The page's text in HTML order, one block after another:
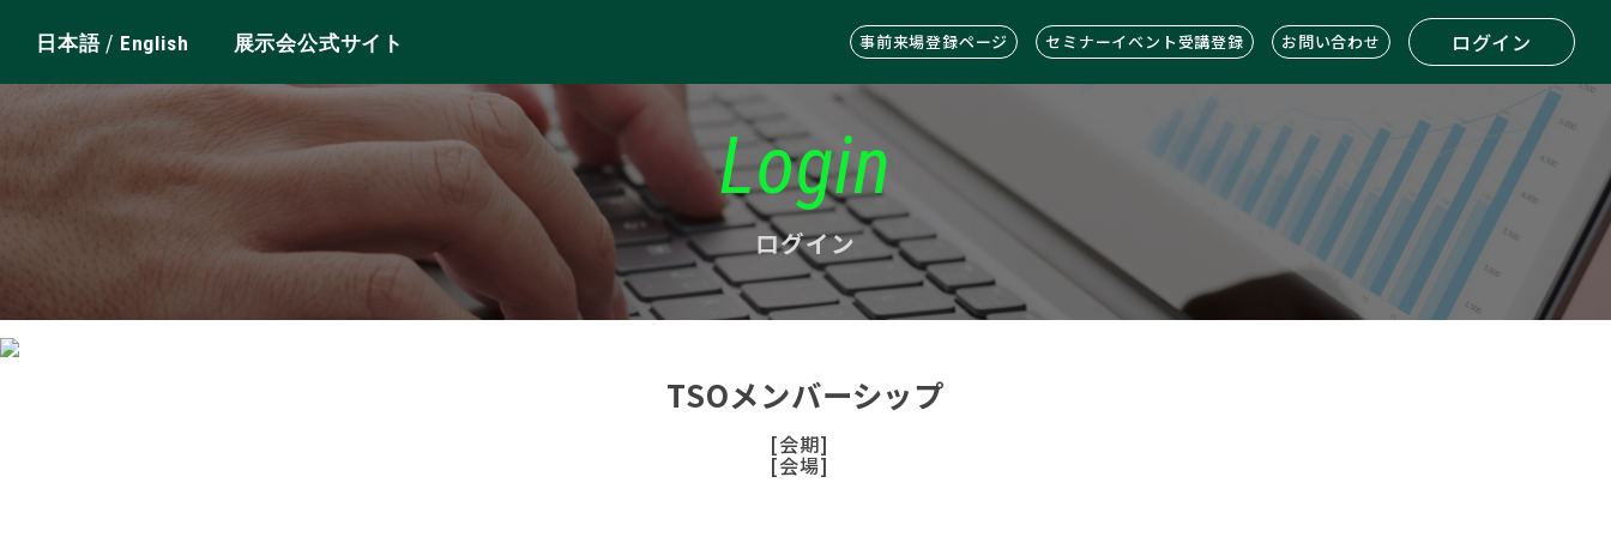
日本語/ English 展示会公式サイト 事前来場登録ページ セミナーイベント受講登録 お問い合わせ ログイン
Login
ログイン
TSOメンバーシップ
[会期]
[会場]